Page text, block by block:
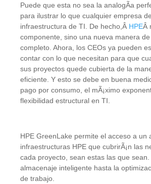
Puede que esta no sea la analogÃ­a
para ilustrar lo que cualquier empresa
infraestructura de TI. De hecho,Â HPEÂ
componente, sino una nueva manera
completo. Ahora, los CEOs ya pueden
contar con lo que necesitan para que
sus proyectos quede cubierta de la
eficiente. Y esto se debe en buena
pago por consumo, el mÃ¡ximo
flexibilidad estructural en TI.
HPE GreenLake permite el acceso a un
infraestructuras HPE que cubrirÃ¡n las
cada proyecto, sean estas las que sean.
almacenaje inteligente hasta la
de trabajo.